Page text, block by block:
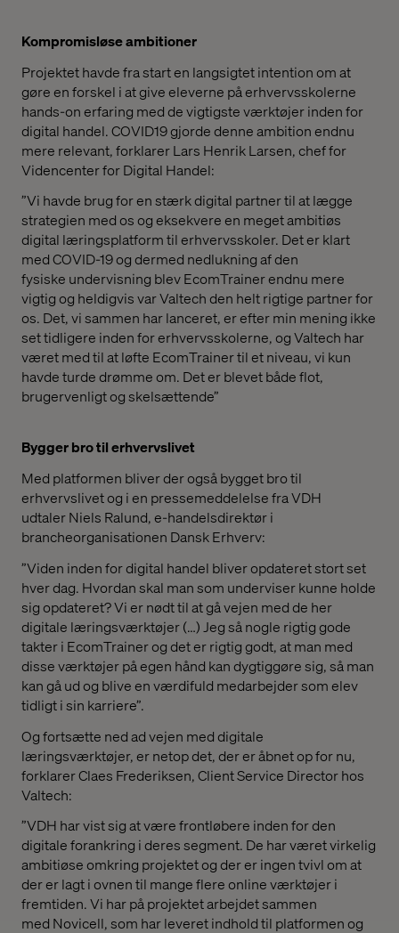
Kompromisløse ambitioner
Projektet havde fra start en langsigtet intention om at
gøre en forskel i at give eleverne på erhvervsskolerne
hands-on erfaring med de vigtigste værktøjer inden for
digital handel. COVID19 gjorde denne ambition endnu
mere relevant, forklarer Lars Henrik Larsen, chef for
Videncenter for Digital Handel:
”Vi havde brug for en stærk digital partner til at lægge
strategien med os og eksekvere en meget ambitiøs
digital læringsplatform til erhvervsskoler. Det er klart
med COVID-19 og dermed nedlukning af den
fysiske undervisning blev EcomTrainer endnu mere
vigtig og heldigvis var Valtech den helt rigtige partner for
os. Det, vi sammen har lanceret, er efter min mening ikke
set tidligere inden for erhvervsskolerne, og Valtech har
været med til at løfte EcomTrainer til et niveau, vi kun
havde turde drømme om. Det er blevet både flot,
brugervenligt og skelsættende”
Bygger bro til erhvervslivet
Med platformen bliver der også bygget bro til
erhvervslivet og i en pressemeddelelse fra VDH
udtaler Niels Ralund, e-handelsdirektør i
brancheorganisationen Dansk Erhverv:
”Viden inden for digital handel bliver opdateret stort set
hver dag. Hvordan skal man som underviser kunne holde
sig opdateret? Vi er nødt til at gå vejen med de her
digitale læringsværktøjer (…) Jeg så nogle rigtig gode
takter i EcomTrainer og det er rigtig godt, at man med
disse værktøjer på egen hånd kan dygtiggøre sig, så man
kan gå ud og blive en værdifuld medarbejder som elev
tidligt i sin karriere”.
Og fortsætte ned ad vejen med digitale
læringsværktøjer, er netop det, der er åbnet op for nu,
forklarer Claes Frederiksen, Client Service Director hos
Valtech:
”VDH har vist sig at være frontløbere inden for den
digitale forankring i deres segment. De har været virkelig
ambitiøse omkring projektet og der er ingen tvivl om at
der er lagt i ovnen til mange flere online værktøjer i
fremtiden. Vi har på projektet arbejdet sammen
med Novicell, som har leveret indhold til platformen og